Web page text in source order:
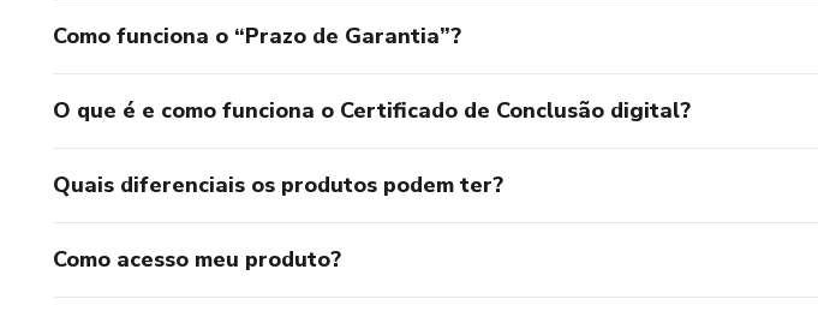
Como funciona o “Prazo de Garantia”?
O que é e como funciona o Certificado de Conclusão digital?
Quais diferenciais os produtos podem ter?
Como acesso meu produto?